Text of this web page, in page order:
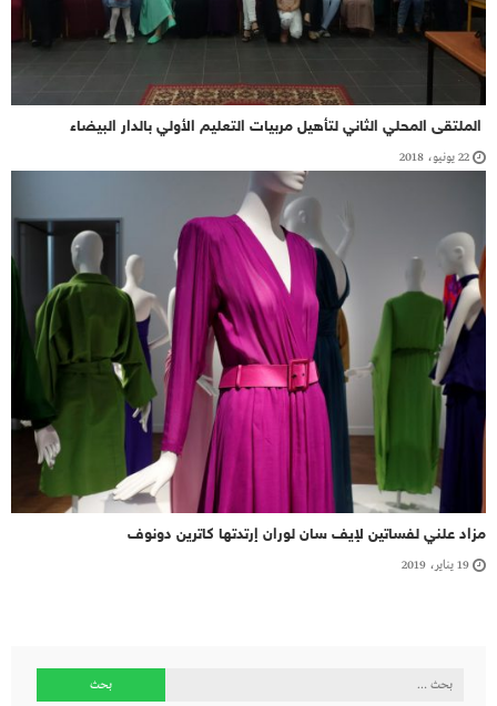
الملتقى المحلي الثاني لتأهيل مربيات التعليم الأولي بالدار البيضاء
22 يونيو، 2018
مزاد علني لفساتين لإيف سان لوران إرتدتها كاترين دونوف
19 يناير، 2019
البحث